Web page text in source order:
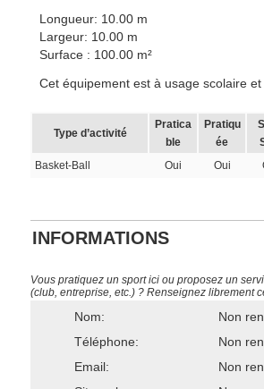
Longueur: 10.00 m
Largeur: 10.00 m
Surface : 100.00 m²
Cet équipement est à usage scolaire et
Type d’activité
Pratica
ble
Pratiqu
ée
Basket-Ball Oui Oui
INFORMATIONS
Vous pratiquez un sport ici ou proposez un
(club, entreprise, etc.) ? Renseignez librement
Nom:
Non
Téléphone:
Non
Email:
Non